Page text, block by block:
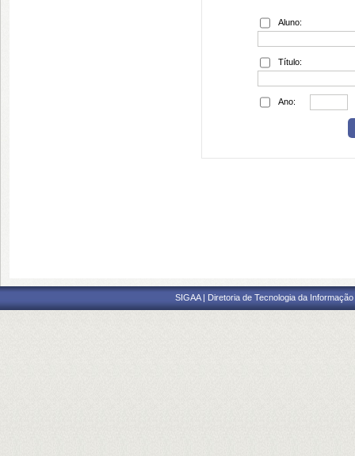
Aluno:
Título:
Ano:
SIGAA | Diretoria de Tecnologia da